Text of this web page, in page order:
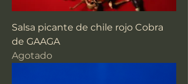
Salsa picante de chile rojo Cobra
de GAAGA
Agotado